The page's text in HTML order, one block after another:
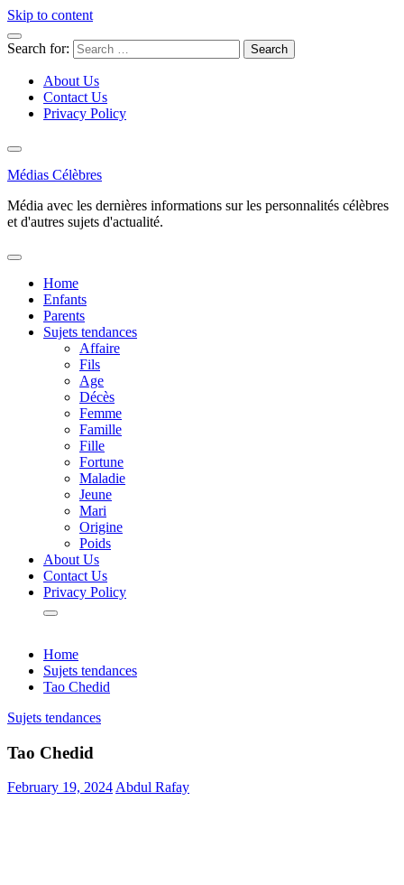
Skip to content
Search for:
About Us
Contact Us
Privacy Policy
Médias Célèbres
Média avec les dernières informations sur les personnalités célèbres
et d'autres sujets d'actualité.
Home
Enfants
Parents
Sujets tendances
Affaire
Fils
Age
Décès
Femme
Famille
Fille
Fortune
Maladie
Jeune
Mari
Origine
Poids
About Us
Contact Us
Privacy Policy
Home
Sujets tendances
Tao Chedid
Sujets tendances
Tao Chedid
February 19, 2024Abdul Rafay